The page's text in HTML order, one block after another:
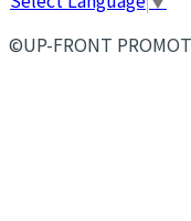
©UP-FRONT